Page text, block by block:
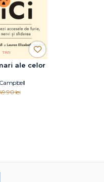
ale celor
lei